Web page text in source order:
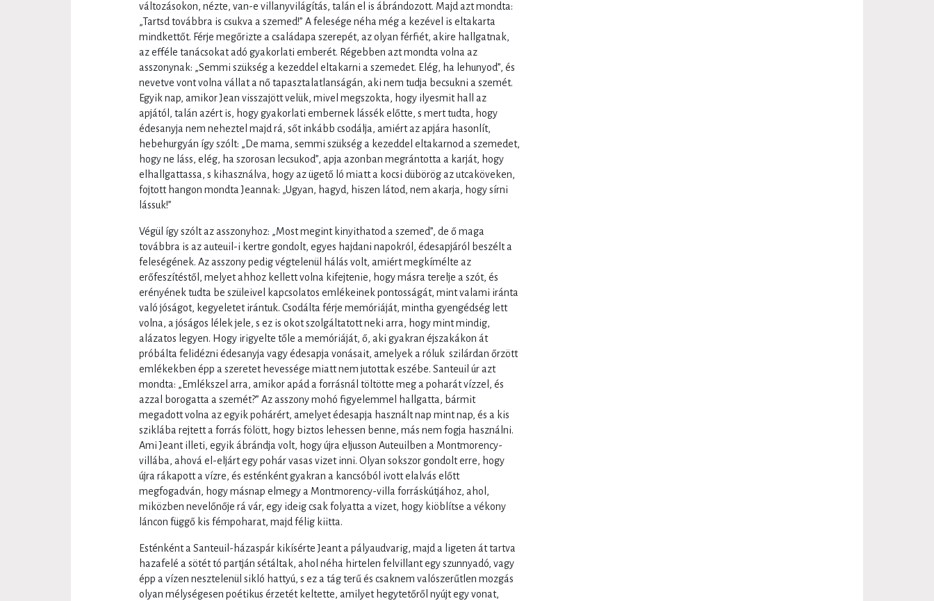
változásokon, nézte, van-e villanyvilágítás, talán el is ábrándozott. Majd azt mondta:
„Tartsd továbbra is csukva a szemed!” A felesége néha még a kezével is eltakarta
mindkettőt. Férje megőrizte a családapa szerepét, az olyan férfiét, akire hallgatnak,
az efféle tanácsokat adó gyakorlati emberét. Régebben azt mondta volna az
asszonynak: „Semmi szükség a kezeddel eltakarni a szemedet. Elég, ha lehunyod”, és
nevetve vont volna vállat a nő tapasztalatlanságán, aki nem tudja becsukni a szemét.
Egyik nap, amikor Jean visszajött velük, mivel megszokta, hogy ilyesmit hall az
apjától, talán azért is, hogy gyakorlati embernek lássék előtte, s mert tudta, hogy
édesanyja nem neheztel majd rá, sőt inkább csodálja, amiért az apjára hasonlít,
hebehurgyán így szólt: „De mama, semmi szükség a kezeddel eltakarnod a szemedet,
hogy ne láss, elég, ha szorosan lecsukod”, apja azonban megrántotta a karját, hogy
elhallgattassa, s kihasználva, hogy az ügető ló miatt a kocsi dübörög az utcaköveken,
fojtott hangon mondta Jeannak: „Ugyan, hagyd, hiszen látod, nem akarja, hogy sírni
lássuk!”
Végül így szólt az asszonyhoz: „Most megint kinyithatod a szemed”, de ő maga
továbbra is az auteuil-i kertre gondolt, egyes hajdani napokról, édesapjáról beszélt a
feleségének. Az asszony pedig végtelenül hálás volt, amiért megkímélte az
erőfeszítéstől, melyet ahhoz kellett volna kifejtenie, hogy másra terelje a szót, és
erényének tudta be szüleivel kapcsolatos emlékeinek pontosságát, mint valami iránta
való jóságot, kegyeletet irántuk. Csodálta férje memóriáját, mintha gyengédség lett
volna, a jóságos lélek jele, s ez is okot szolgáltatott neki arra, hogy mint mindig,
alázatos legyen. Hogy irigyelte tőle a memóriáját, ő, aki gyakran éjszakákon át
próbálta felidézni édesanyja vagy édesapja vonásait, amelyek a róluk szilárdan őrzött
emlékekben épp a szeretet hevessége miatt nem jutottak eszébe. Santeuil úr azt
mondta: „Emlékszel arra, amikor apád a forrásnál töltötte meg a poharát vízzel, és
azzal borogatta a szemét?” Az asszony mohó figyelemmel hallgatta, bármit
megadott volna az egyik pohárért, amelyet édesapja használt nap mint nap, és a kis
sziklába rejtett a forrás fölött, hogy biztos lehessen benne, más nem fogja használni.
Ami Jeant illeti, egyik ábrándja volt, hogy újra eljusson Auteuilben a Montmorency-
villába, ahová el-eljárt egy pohár vasas vizet inni. Olyan sokszor gondolt erre, hogy
újra rákapott a vízre, és esténként gyakran a kancsóból ivott elalvás előtt
megfogadván, hogy másnap elmegy a Montmorency-villa forráskútjához, ahol,
miközben nevelőnője rá vár, egy ideig csak folyatta a vizet, hogy kiöblítse a vékony
láncon függő kis fémpoharat, majd félig kiitta.
Esténként a Santeuil-házaspár kikísérte Jeant a pályaudvarig, majd a ligeten át tartva
hazafelé a sötét tó partján sétáltak, ahol néha hirtelen felvillant egy szunnyadó, vagy
épp a vízen nesztelenül sikló hattyú, s ez a tág terű és csaknem valószerűtlen mozgás
olyan mélységesen poétikus érzetét keltette, amilyet hegytetőről nyújt egy vonat,